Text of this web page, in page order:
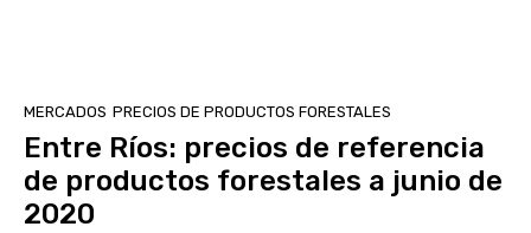
MERCADOS PRECIOS DE PRODUCTOS FORESTALES
Entre Ríos: precios de referencia
de productos forestales a junio de
2020